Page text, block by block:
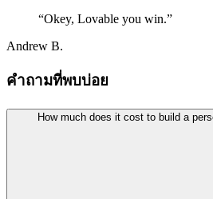
“Okey, Lovable you win.”
Andrew B.
คำถามที่พบบ่อย
How much does it cost to build a